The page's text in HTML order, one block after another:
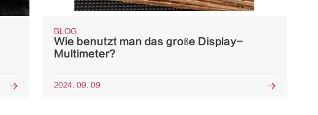

BLOG
Wie benutzt man das große Display-
Multimeter?
2024. 09. 09 